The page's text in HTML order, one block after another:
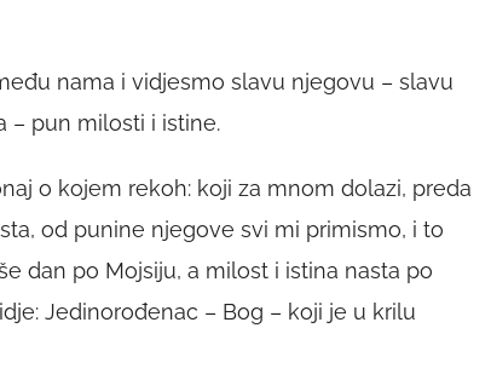
nama i vidjesmo slavu njegovu – slavu
– pun milosti i istine.
o kojem rekoh: koji za mnom dolazi, preda
od punine njegove svi mi primismo, i to
dan po Mojsiju, a milost i istina nasta po
Jedinorođenac – Bog – koji je u krilu